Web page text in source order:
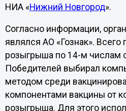
НИА «Нижний Новгород».
Согласно информации,
являлся АО «Гознак».
розыгрыша по 14-м числам
Победителей выбирал
методом среди
компонентами вакцины от
розыгрыша. Для этого